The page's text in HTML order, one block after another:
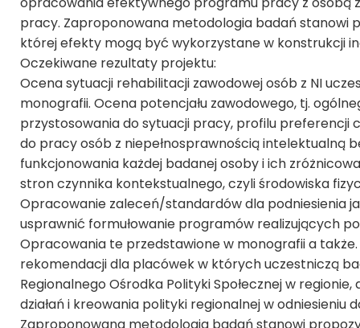
pracy. Zaproponowana metodologia badań stanowi
której efekty mogą być wykorzystane w konstrukcji
Oczekiwane rezultaty projektu:
Ocena sytuacji rehabilitacji zawodowej osób z NI
monografii. Ocena potencjału zawodowego, tj.
przystosowania do sytuacji pracy, profilu preferencji
do pracy osób z niepełnosprawnością intelektualną
funkcjonowania każdej badanej osoby i ich
stron czynnika kontekstualnego, czyli środowiska
Opracowanie zaleceń/standardów dla podniesienia
usprawnić formułowanie programów realizujących
Opracowania te przedstawione w monografii a
rekomendacji dla placówek w których uczestniczą
Regionalnego Ośrodka Polityki Społecznej w
działań i kreowania polityki regionalnej w odniesieniu